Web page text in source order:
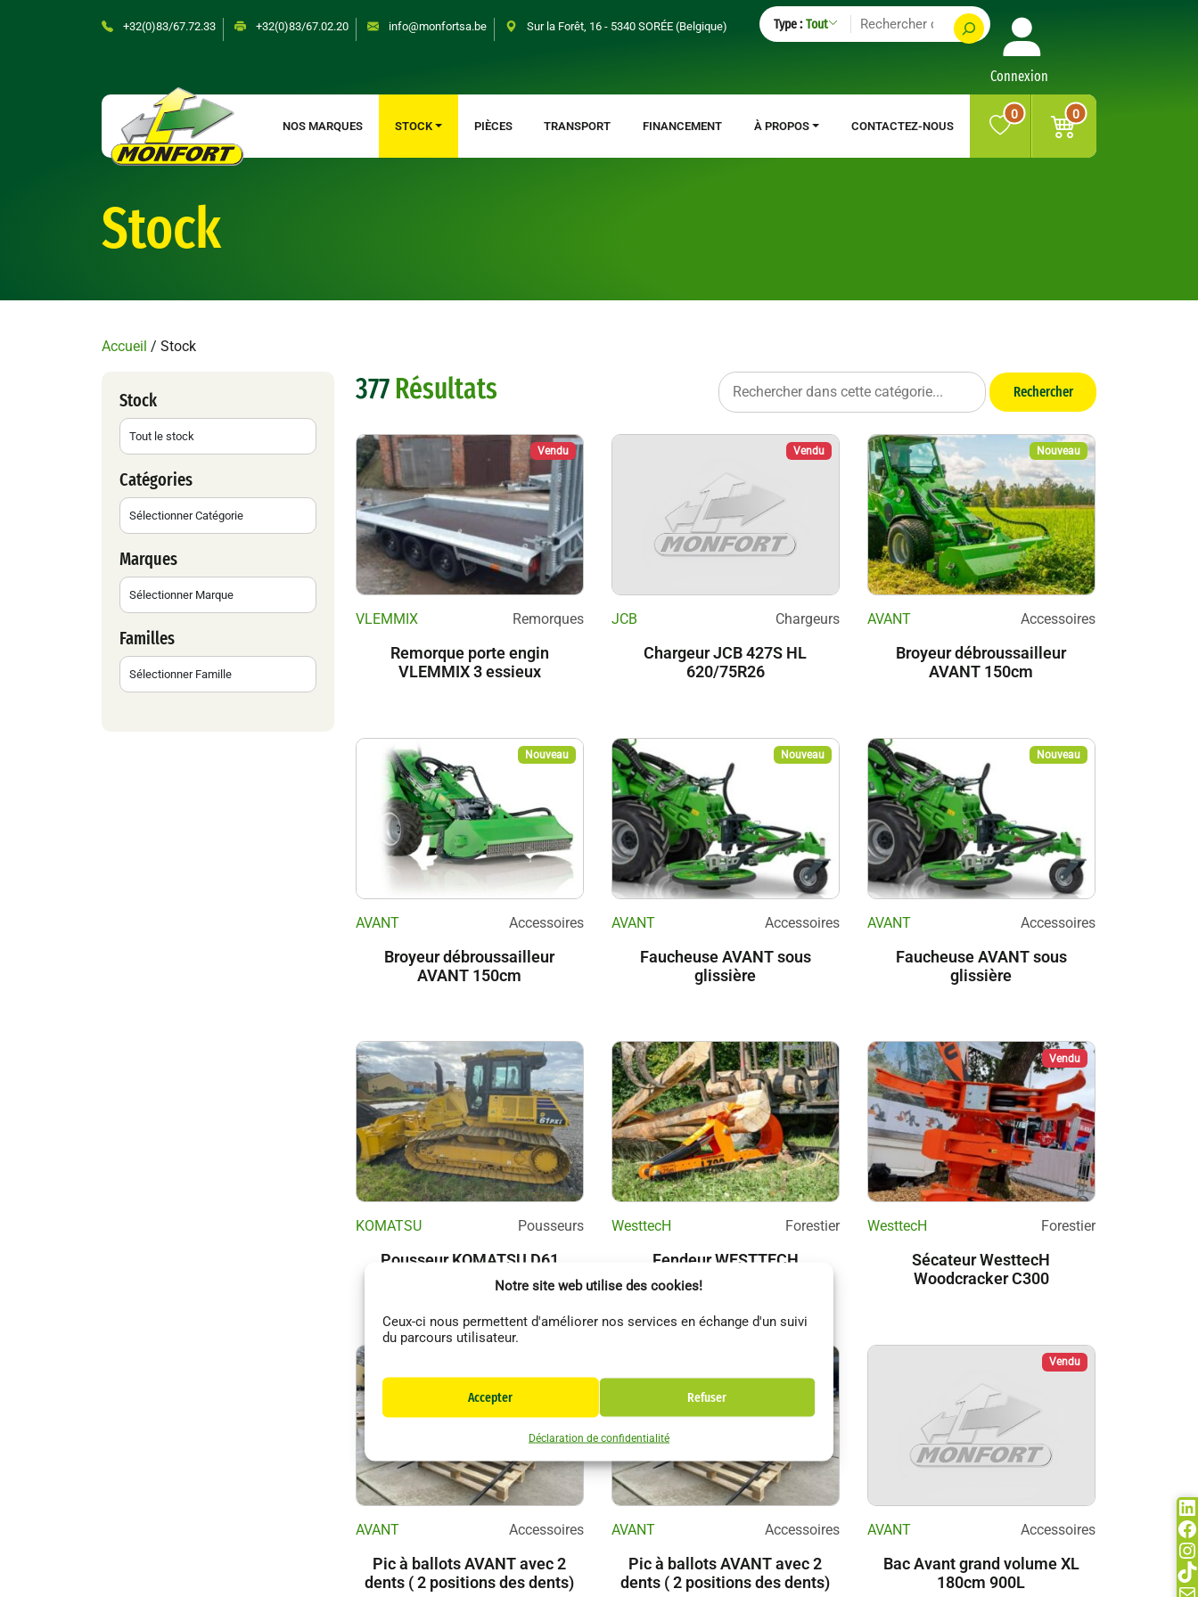
Notre site web utilise des cookies!
Ceux-ci nous permettent d'améliorer nos services en échange d'un suivi
du parcours utilisateur.
Accepter Refuser
Déclaration de confidentialité
+32(0)83/67.72.33 +32(0)83/67.02.20 info@monfortsa.be Sur la Forêt, 16 - 5340 SORÉE (Belgique)
S
e
h
Type : Tout
Connexion
NOS MARQUES STOCK PIÈCES TRANSPORT FINANCEMENT À PROPOS CONTACTEZ-NOUS
0 0
Stock
Accueil / Stock
Stock
Catégories
Marques
Familles
377 Résultats Rechercher
Vendu
VLEMMIX Remorques
Remorque porte engin
VLEMMIX 3 essieux
Vendu
JCB Chargeurs
Chargeur JCB 427S HL
620/75R26
Nouveau
AVANT Accessoires
Broyeur débroussailleur
AVANT 150cm
Nouveau
AVANT Accessoires
Broyeur débroussailleur
AVANT 150cm
Nouveau
AVANT Accessoires
Faucheuse AVANT sous
glissière
Nouveau
AVANT Accessoires
Faucheuse AVANT sous
glissière
KOMATSU Pousseurs
Pousseur KOMATSU D61
PXI-24 EO Génération 2
WesttecH Forestier
Fendeur WESTTECH
WOODCRACKER L700
Vendu
WesttecH Forestier
Sécateur WesttecH
Woodcracker C300
AVANT Accessoires
Pic à ballots AVANT avec 2
dents ( 2 positions des dents)
AVANT Accessoires
Pic à ballots AVANT avec 2
dents ( 2 positions des dents)
Vendu
AVANT Accessoires
Bac Avant grand volume XL
180cm 900L